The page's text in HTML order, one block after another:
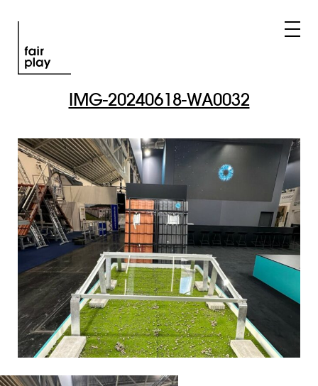
IMG-20240618-WA0032